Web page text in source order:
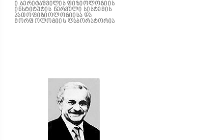
ი.ბერიტაშვილის ფიზიოლოგიის
ინსტიტუტის ნერვული სისტემის
პათოფიზიოლოგიისა და
მორფოლოგიის ლაბორატორია